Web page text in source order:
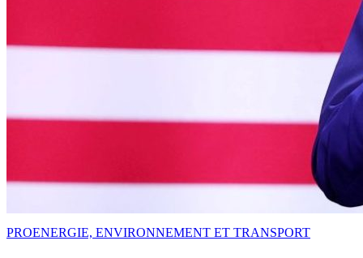
PROENERGIE, ENVIRONNEMENT ET TRANSPORT